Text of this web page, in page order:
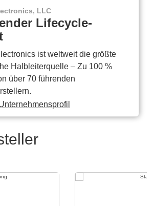
LLC
Lifecycle-
ist weltweit die größte
Halbleiterquelle – Zu 100 %
über 70 führenden